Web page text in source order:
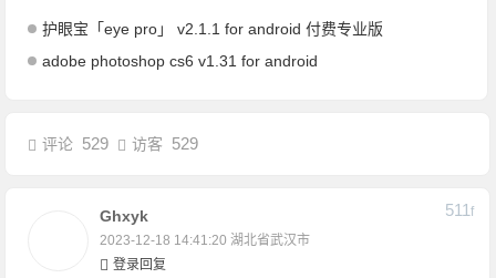
护眼宝「eye pro」 v2.1.1 for android 付费专业版
adobe photoshop cs6 v1.31 for android
评论 529 访客 529
Ghxyk
2023-12-18 14:41:20 湖北省武汉市
511F
登录回复